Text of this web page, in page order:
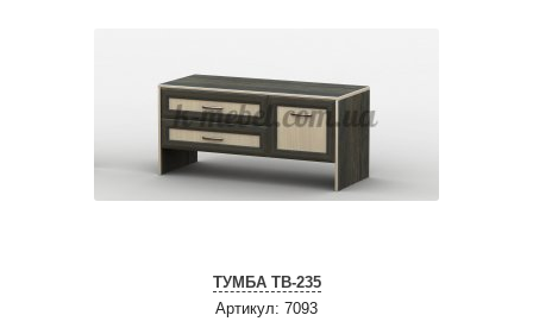
ТУМБА ТВ-235
Артикул: 7093